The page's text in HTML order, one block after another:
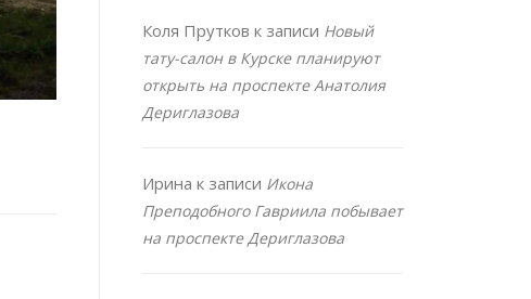
Коля Прутков к записи Новый
тату-салон в Курске планируют
открыть на проспекте Анатолия
Дериглазова
Ирина к записи Икона
Преподобного Гавриила побывает
на проспекте Дериглазова